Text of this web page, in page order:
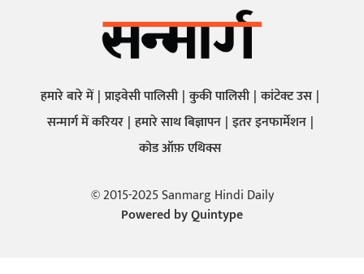
हमारे बारे में प्राइवेसी पालिसी कुकी पालिसी कांटेक्ट उस
सन्मार्ग में करियर हमारे साथ बिज्ञापन इतर इनफार्मेशन
कोड ऑफ़ एथिक्स
© 2015-2025 Sanmarg Hindi Daily
Powered byQuintype